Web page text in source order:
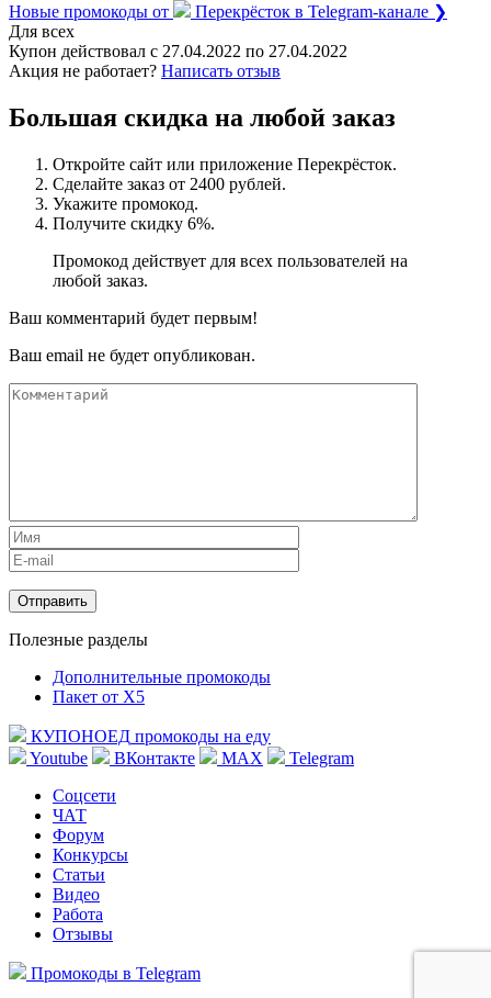
Новые промокоды от
Перекрёсток в Telegram-канале ❯
Для всех
Купон действовал с 27.04.2022 по 27.04.2022
Акция не работает? Написать отзыв
Большая скидка на любой заказ
Откройте сайт или приложение Перекрёсток.
Сделайте заказ от 2400 рублей.
Укажите промокод.
Получите скидку 6%.
Промокод действует для всех пользователей на
любой заказ.
Ваш комментарий будет первым!
Ваш email не будет опубликован.
Полезные разделы
Дополнительные промокоды
Пакет от X5
КУПОНОЕД промокоды на еду
Youtube
ВКонтакте MAX
Telegram
Соцсети
ЧАТ
Форум
Конкурсы
Статьи
Видео
Работа
Отзывы
Промокоды в Telegram